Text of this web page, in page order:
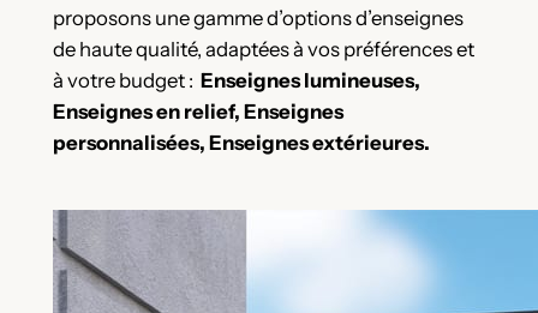
proposons une gamme d’options d’enseignes
de haute qualité, adaptées à vos préférences et
à votre budget : Enseignes lumineuses,
Enseignes en relief, Enseignes
personnalisées, Enseignes extérieures.